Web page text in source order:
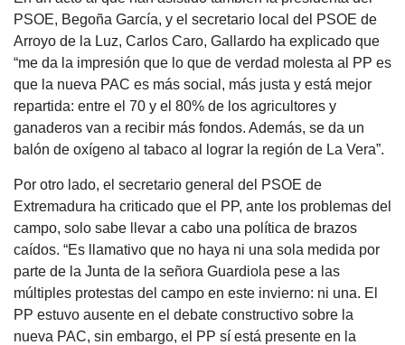
PSOE, Begoña García, y el secretario local del PSOE de
Arroyo de la Luz, Carlos Caro, Gallardo ha explicado que
“me da la impresión que lo que de verdad molesta al PP es
que la nueva PAC es más social, más justa y está mejor
repartida: entre el 70 y el 80% de los agricultores y
ganaderos van a recibir más fondos. Además, se da un
balón de oxígeno al tabaco al lograr la región de La Vera”.
Por otro lado, el secretario general del PSOE de
Extremadura ha criticado que el PP, ante los problemas del
campo, solo sabe llevar a cabo una política de brazos
caídos. “Es llamativo que no haya ni una sola medida por
parte de la Junta de la señora Guardiola pese a las
múltiples protestas del campo en este invierno: ni una. El
PP estuvo ausente en el debate constructivo sobre la
nueva PAC, sin embargo, el PP sí está presente en la